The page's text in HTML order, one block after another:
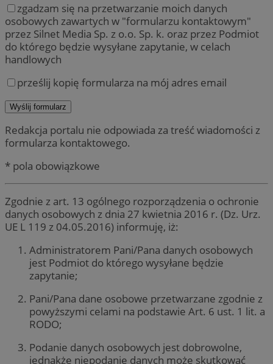
zgadzam się na przetwarzanie moich danych
osobowych zawartych w "formularzu kontaktowym"
przez Silnet Media Sp. z o.o. Sp. k. oraz przez Podmiot
do którego będzie wysyłane zapytanie, w celach
handlowych
prześlij kopię formularza na mój adres email
Redakcja portalu nie odpowiada za treść wiadomości z
formularza kontaktowego.
* pola obowiązkowe
Zgodnie z art. 13 ogólnego rozporządzenia o ochronie
danych osobowych z dnia 27 kwietnia 2016 r. (Dz. Urz.
UE L 119 z 04.05.2016) informuję, iż:
Administratorem Pani/Pana danych osobowych
jest Podmiot do którego wysyłane będzie
zapytanie;
Pani/Pana dane osobowe przetwarzane zgodnie z
powyższymi celami na podstawie Art. 6 ust. 1 lit. a
RODO;
Podanie danych osobowych jest dobrowolne,
jednakże niepodanie danych może skutkować